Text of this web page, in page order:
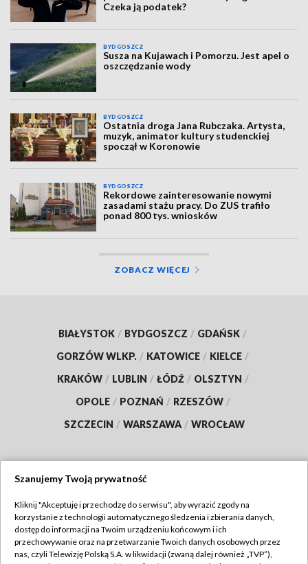
Czeka ją podatek?
BYDGOSZCZ
Susza na Kujawach i Pomorzu. Jest apel o
oszczędzanie wody
BYDGOSZCZ
Ostatnia droga Jana Rubczaka. Artysta,
muzyk, animator kultury studenckiej
spoczął w Koronowie
BYDGOSZCZ
Rekordowe zainteresowanie nowymi
zasadami stażu pracy. Do ZUS trafiło
ponad 800 tys. wniosków
ZOBACZ WIĘCEJ
BIAŁYSTOK / BYDGOSZCZ / GDAŃSK /
GORZÓW WLKP. / KATOWICE / KIELCE /
KRAKÓW / LUBLIN / ŁÓDŹ / OLSZTYN /
OPOLE / POZNAŃ / RZESZÓW /
SZCZECIN / WARSZAWA / WROCŁAW
TVP
Abonament TVP
Regulamin TVP
Szanujemy Twoją prywatność
Kliknij "Akceptuję i przechodzę do serwisu", aby wyrazić zgody na
korzystanie z technologii automatycznego śledzenia i zbierania danych,
dostęp do informacji na Twoim urządzeniu końcowym i ich
przechowywanie oraz na przetwarzanie Twoich danych osobowych przez
nas, czyli Telewizję Polską S.A. w likwidacji (zwaną dalej również „TVP”),